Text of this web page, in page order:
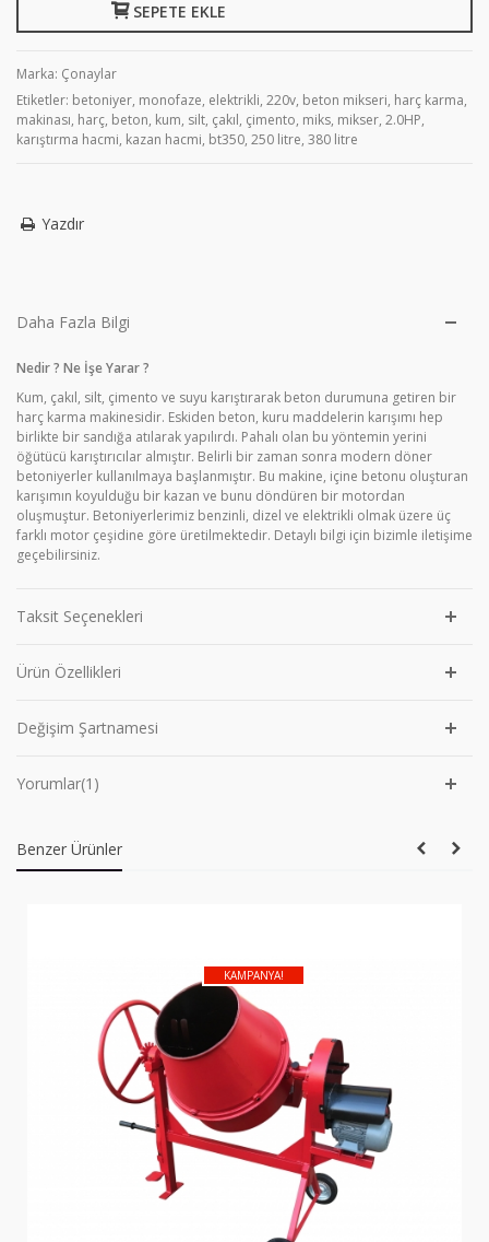
SEPETE EKLE
Marka: Çonaylar
Etiketler: betoniyer, monofaze, elektrikli, 220v, beton mikseri, harç karma,
makinası, harç, beton, kum, silt, çakıl, çimento, miks, mikser, 2.0HP,
karıştırma hacmi, kazan hacmi, bt350, 250 litre, 380 litre
Yazdır
Daha Fazla Bilgi
Nedir ? Ne İşe Yarar ?
Kum, çakıl, silt, çimento ve suyu karıştırarak beton durumuna getiren bir
harç karma makinesidir. Eskiden beton, kuru maddelerin karışımı hep
birlikte bir sandığa atılarak yapılırdı. Pahalı olan bu yöntemin yerini
öğütücü karıştırıcılar almıştır. Belirli bir zaman sonra modern döner
betoniyerler kullanılmaya başlanmıştır. Bu makine, içine betonu oluşturan
karışımın koyulduğu bir kazan ve bunu döndüren bir motordan
oluşmuştur. Betoniyerlerimiz benzinli, dizel ve elektrikli olmak üzere üç
farklı motor çeşidine göre üretilmektedir. Detaylı bilgi için bizimle iletişime
geçebilirsiniz.
Taksit Seçenekleri
Ürün Özellikleri
Değişim Şartnamesi
Yorumlar(1)
Benzer Ürünler
KAMPANYA!